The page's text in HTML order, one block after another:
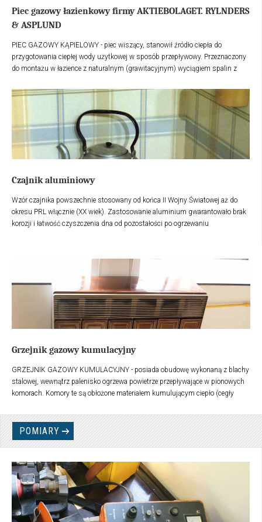
Piec gazowy łazienkowy firmy AKTIEBOLAGET. RYLNDERS
& ASPLUND
PIEC GAZOWY KĄPIELOWY - piec wiszący, stanowił źródło ciepła do
przygotowania ciepłej wody użytkowej w sposób przepływowy. Przeznaczony
do montażu w łazience z naturalnym (grawitacyjnym) wyciągiem spalin z
również możliwość regulacji temperatury wody.
Czajnik aluminiowy
Wzór czajnika powszechnie stosowany od końca II Wojny Światowej aż do
okresu PRL włącznie (XX wiek). Zastosowanie aluminium gwarantowało brak
korozji i łatwość czyszczenia dna od pozostałości po ogrzewaniu
Grzejnik gazowy kumulacyjny
GRZEJNIK GAZOWY KUMULACYJNY - posiada obudowę wykonaną z blachy
stalowej, wewnątrz palenisko ogrzewa powietrze przepływające w pionowych
komorach. Komory te są obłożone materiałem kumulującym ciepło (cegły
zakrywających wnętrze.
POMIARY